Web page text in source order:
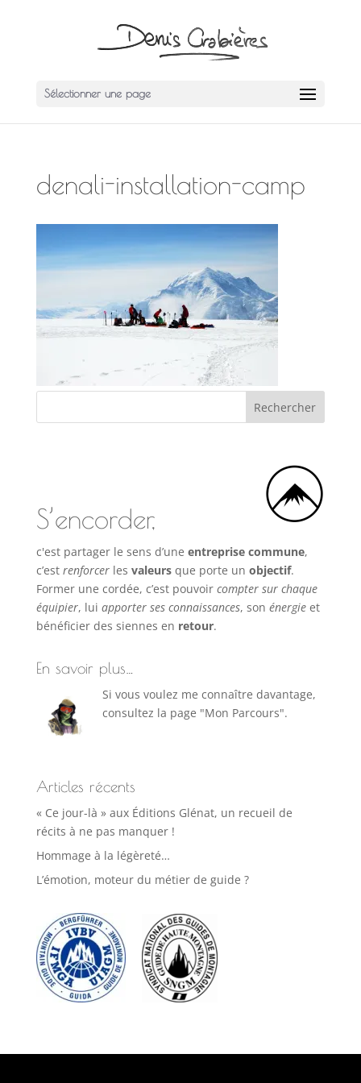
Sélectionner une page
denali-installation-camp
S’encorder,
c'est partager le sens d’une entreprise commune,
c’est renforcerles valeursque porte un objectif.
Former une cordée, c’est pouvoircompter sur chaque
équipier, lui apporter ses connaissances, son énergieet
bénéficier des siennes en retour.
En savoir plus…
Si vous voulez me connaître davantage,
consultez la page "Mon Parcours".
Articles récents
« Ce jour-là » aux Éditions Glénat, un recueil de
récits à ne pas manquer !
Hommage à la légèreté…
L’émotion, moteur du métier de guide ?